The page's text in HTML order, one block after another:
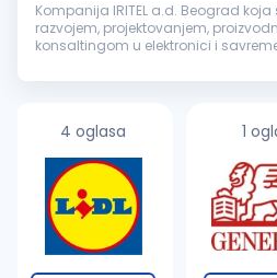
Kompanija IRITEL a.d. Beograd
razvojem, projektovanjem,
konsaltingom u elektronici i
Higijeničarka/Higij...
4 oglasa 1